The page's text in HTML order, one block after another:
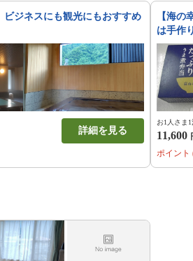
ビジネスにも観光にもおすすめ
詳細を見る
【海の
は手作
お1人さま1
11,600
ポイント